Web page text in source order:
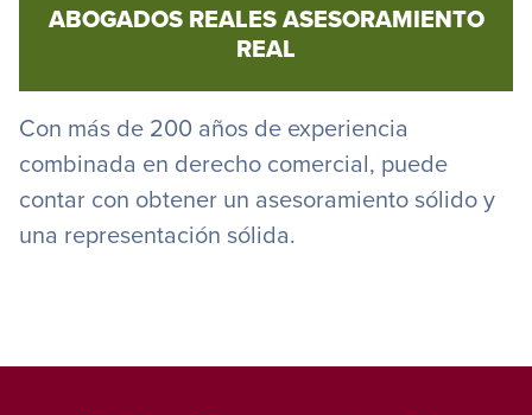
ABOGADOS REALES ASESORAMIENTO
REAL
Con más de 200 años de experiencia
combinada en derecho comercial, puede
contar con obtener un asesoramiento sólido y
una representación sólida.